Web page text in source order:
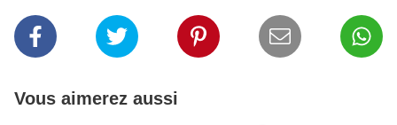
Vous aimerez aussi